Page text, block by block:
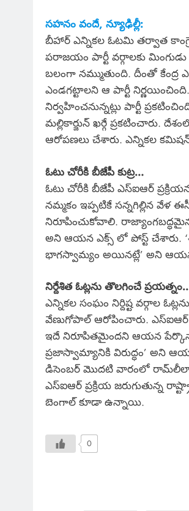
సహనం వందే, న్యూఢిల్లీ:
బీహార్ ఎన్నికల ఓటమి తర్వాత
పరాజయం పార్టీ వర్గాలకు
బలంగా నమ్ముతుంది. దీంతో కేంద్ర
ఎండగట్టాలని ఆ పార్టీ
నిర్వహించనున్నట్లు పార్టీ
మల్లికార్జున్ ఖర్గే ప్రకటించారు.
ఆరోపణలు చేశారు. ఎన్నికల
ఓటు చోరీకి బీజేపీ కుట్ర…
ఓటు చోరీకి బీజేపీ ఎస్‌ఐఆర్
నమ్మకం ఇప్పటికే సన్నగిల్లిన
నిరూపించుకోవాలి. రాజ్యాంగబద్ధమైన
అని ఆయన ఎక్స్ లో పోస్ట్ చేశారు.
భాగస్వామ్యం అయినట్లే’ అని
నిర్దేశిత ఓట్లను తొలగించే
ఎన్నికల సంఘం నిర్దిష్ట వర్గాల
వేణుగోపాల్ ఆరోపించారు. ఎస్‌ఐఆర్
ఇదే నిరూపితమైందని ఆయన
ప్రజాస్వామ్యానికి విరుద్ధం’ అని
డిసెంబర్ మొదటి వారంలో రామ్‌లీలా
ఎస్‌ఐఆర్ ప్రక్రియ జరుగుతున్న
బెంగాల్ కూడా ఉన్నాయి.
0